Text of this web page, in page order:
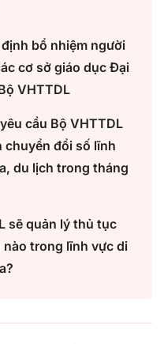
bổ nhiệm người
cơ sở giáo dục Đại
VHTTDL
cầu Bộ VHTTDL
chuyển đổi số lĩnh
du lịch trong tháng
sẽ quản lý thủ tục
nào trong lĩnh vực di